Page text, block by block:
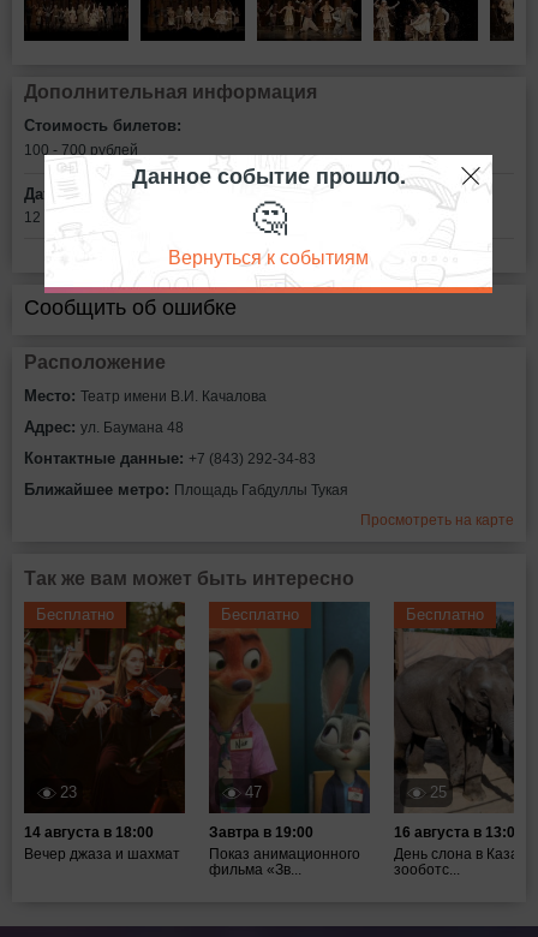
Дополнительная информация
Стоимость билетов:
100 - 700 рублей
Дата:
12 апреля в 11:00
Сообщить об ошибке
Расположение
Место: Театр имени В.И. Качалова
Адрес: ул. Баумана 48
Контактные данные: +7 (843) 292-34-83
Ближайшее метро: Площадь Габдуллы Тукая
Просмотреть на карте
Так же вам может быть интересно
Бесплатно
23
14 августа в 18:00
Вечер джаза и шахмат
Бесплатно
47
Завтра в 19:00
Показ анимационного
фильма «Зв...
Бесплатно
25
16 августа в 13:00
День слона в
зооботс...
Данное событие прошло.
🤔
Вернуться к событиям